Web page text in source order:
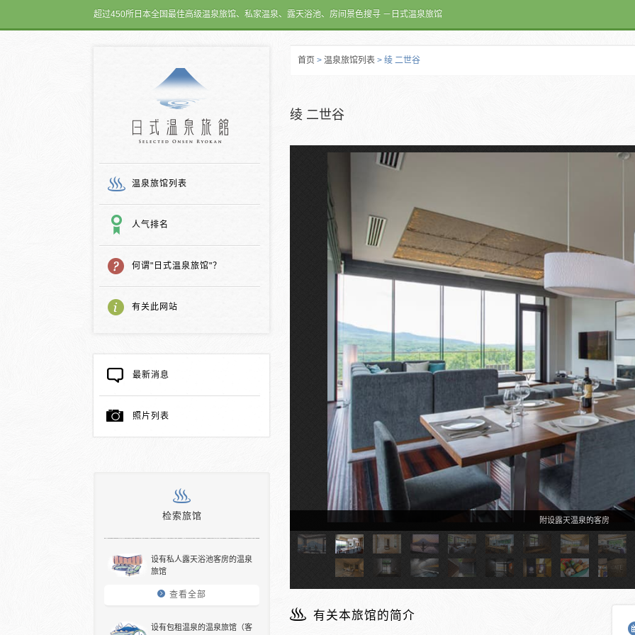
超过450所日本全国最佳高级温泉旅馆、私家温泉、露天浴池、房间景色搜寻 －日式温泉旅馆
温泉旅馆列表
人气排名
何谓"日式温泉旅馆"？
有关此网站
最新消息
照片列表
检索旅馆
设有私人露天浴池客房的温泉
旅馆
查看全部
设有包租温泉的温泉旅馆（客
首页 > 温泉旅馆列表 > 绫 二世谷
绫 二世谷
附设露天温泉的客房
有关本旅馆的简介